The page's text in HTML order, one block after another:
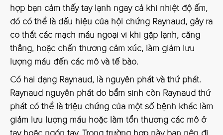
hợp bạn cảm thấy tay lạnh ngay cả khi nhiệt độ ấm,
đó có thể là dấu hiệu của hội chứng Raynaud, gây ra
co thắt các mạch máu ngoại vi khi gặp lạnh, căng
thẳng, hoặc chấn thương cảm xúc, làm giảm lưu
lượng máu đến các mô và tế bào.
Có hai dạng Raynaud, là nguyên phát và thứ phát.
Raynaud nguyên phát do bẩm sinh còn Raynaud thứ
phát có thể là triệu chứng của một số bệnh khác làm
giảm lưu lượng máu hoặc làm tổn thương các mô ở